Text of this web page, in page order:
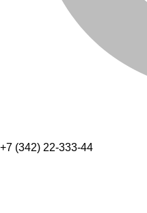
+7 (342) 22-333-44